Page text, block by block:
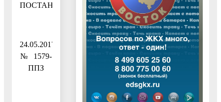
ПОСТАНОВЛЕНИЕ
24.05.2017
№ 1579-
ППЗ